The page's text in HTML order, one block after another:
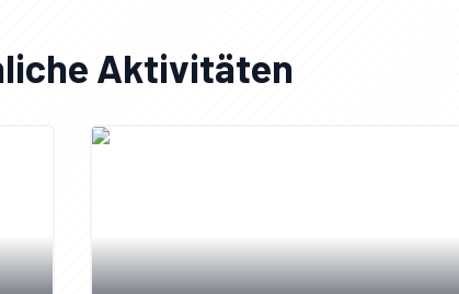
Aktivitäten